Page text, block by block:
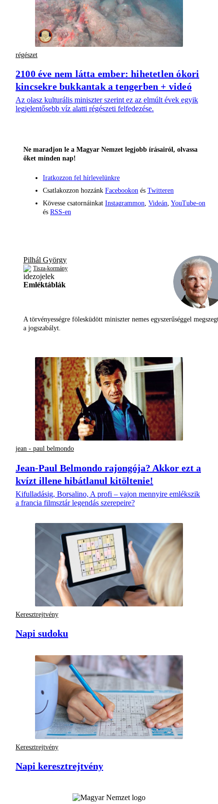
régészet
2100 éve nem látta ember: hihetetlen ókori
kincsekre bukkantak a tengerben + videó
Az olasz kulturális miniszter szerint ez az elmúlt évek egyik
legjelentősebb víz alatti régészeti felfedezése.
Ne maradjon le a Magyar Nemzet legjobb írásairól, olvassa
őket minden nap!
Iratkozzon fel hírlevelünkre
Csatlakozzon hozzánk Facebookon és Twitteren
Kövesse csatornáinkat Instagrammon, Videán, YouTube-on
és RSS-en
Pilhál György
Tisza-kormány
Emléktáblák
A törvényességre fölesküdött miniszter nemes egyszerűséggel
a jogszabályt.
jean - paul belmondo
Jean-Paul Belmondo rajongója? Akkor ezt a
kvízt illene hibátlanul kitöltenie!
Kifulladásig, Borsalino, A profi – vajon mennyire emlékszik
a francia filmsztár legendás szerepeire?
Keresztrejtvény
Napi sudoku
Keresztrejtvény
Napi keresztrejtvény